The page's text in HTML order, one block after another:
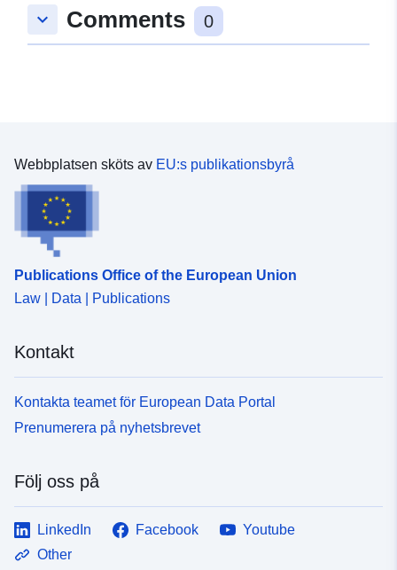
keyboard_arrow_down Comments 0
Webbplatsen sköts av EU:s publikationsbyrå
Publications Office of the European Union
Law | Data | Publications
Kontakt
Kontakta teamet för European Data Portal
Prenumerera på nyhetsbrevet
Följ oss på
LinkedIn Facebook
Youtube
Other